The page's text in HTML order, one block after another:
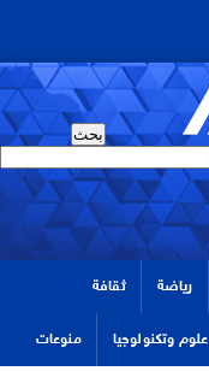
رياضة ثقافة
علوم وتكنولوجيا منوعات